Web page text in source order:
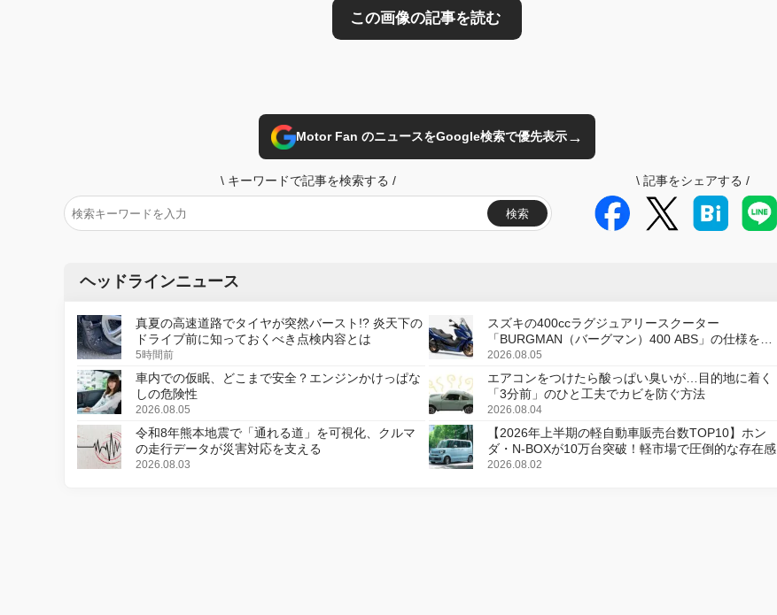
Motor Fan のニュースをGoogle検索で優先表示→
\ キーワードで記事を検索する /
検索
\ 記事をシェアする /
ヘッドラインニュース
真夏の高速道路でタイヤが突然バースト!? 炎天下の
ドライブ前に知っておくべき点検内容とは
5時間前
スズキの400ccラグジュアリースクーター
「BURGMAN（バーグマン）400 ABS」の仕様を変
更し、8月18日に発売
2026.08.05
車内での仮眠、どこまで安全？エンジンかけっぱな
しの危険性
2026.08.05
エアコンをつけたら酸っぱい臭いが…目的地に着く
「3分前」のひと工夫でカビを防ぐ方法
2026.08.04
令和8年熊本地震で「通れる道」を可視化、クルマ
の走行データが災害対応を支える
2026.08.03
【2026年上半期の軽自動車販売台数TOP10】ホン
ダ・N-BOXが10万台突破！軽市場で圧倒的な存在感
2026.08.02